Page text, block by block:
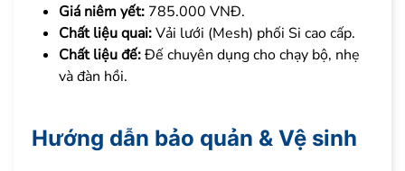
Giá niêm yết: 785.000 VNĐ.
Chất liệu quai:Vải lưới (Mesh) phối Si cao cấp.
Chất liệu đế:Đế chuyên dụng cho chạy bộ, nhẹ
và đàn hồi.
Hướng dẫn bảo quản & Vệ sinh